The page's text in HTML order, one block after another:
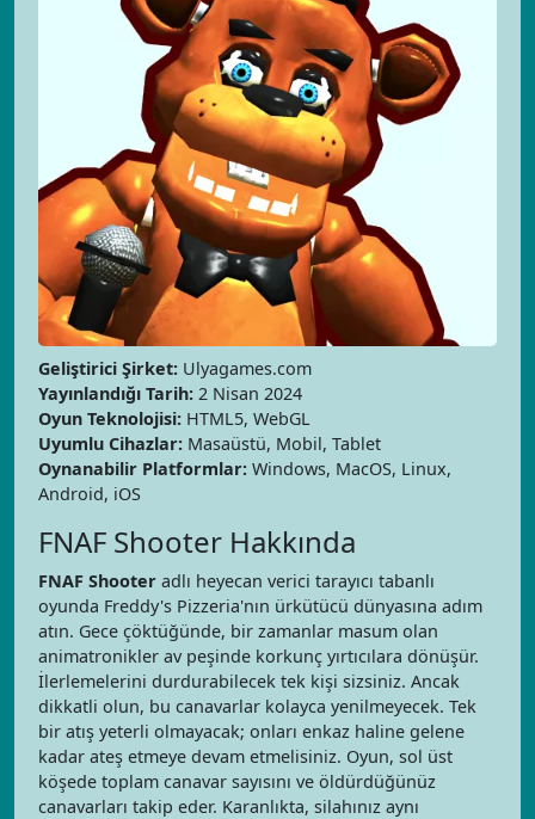
Geliştirici Şirket: Ulyagames.com
Yayınlandığı Tarih: 2 Nisan 2024
Oyun Teknolojisi: HTML5, WebGL
Uyumlu Cihazlar: Masaüstü, Mobil, Tablet
Oynanabilir Platformlar: Windows, MacOS, Linux,
Android, iOS
FNAF Shooter Hakkında
FNAF Shooter adlı heyecan verici tarayıcı tabanlı
oyunda Freddy's Pizzeria'nın ürkütücü dünyasına adım
atın. Gece çöktüğünde, bir zamanlar masum olan
animatronikler av peşinde korkunç yırtıcılara dönüşür.
İlerlemelerini durdurabilecek tek kişi sizsiniz. Ancak
dikkatli olun, bu canavarlar kolayca yenilmeyecek. Tek
bir atış yeterli olmayacak; onları enkaz haline gelene
kadar ateş etmeye devam etmelisiniz. Oyun, sol üst
köşede toplam canavar sayısını ve öldürdüğünüz
canavarları takip eder. Karanlıkta, silahınız aynı